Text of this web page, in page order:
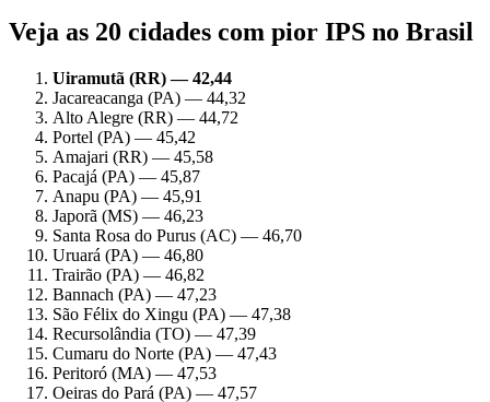
Veja as 20 cidades com pior IPS no Brasil
Uiramutã (RR) — 42,44
Jacareacanga (PA) — 44,32
Alto Alegre (RR) — 44,72
Portel (PA) — 45,42
Amajari (RR) — 45,58
Pacajá (PA) — 45,87
Anapu (PA) — 45,91
Japorã (MS) — 46,23
Santa Rosa do Purus (AC) — 46,70
Uruará (PA) — 46,80
Trairão (PA) — 46,82
Bannach (PA) — 47,23
São Félix do Xingu (PA) — 47,38
Recursolândia (TO) — 47,39
Cumaru do Norte (PA) — 47,43
Peritoró (MA) — 47,53
Oeiras do Pará (PA) — 47,57